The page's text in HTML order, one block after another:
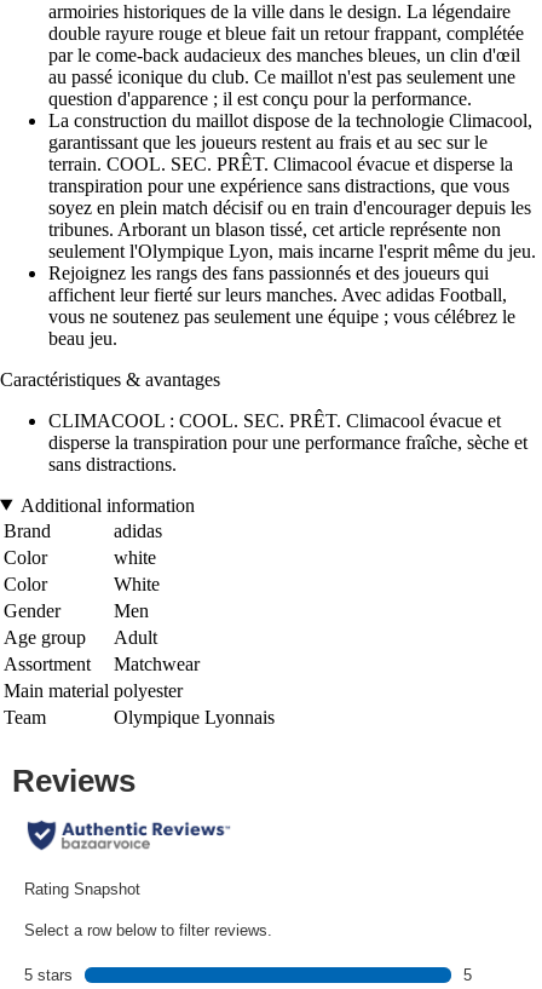
armoiries historiques de la ville dans le design. La légendaire
double rayure rouge et bleue fait un retour frappant, complétée
par le come-back audacieux des manches bleues, un clin d'œil
au passé iconique du club. Ce maillot n'est pas seulement une
question d'apparence ; il est conçu pour la performance.
La construction du maillot dispose de la technologie Climacool,
garantissant que les joueurs restent au frais et au sec sur le
terrain. COOL. SEC. PRÊT. Climacool évacue et disperse la
transpiration pour une expérience sans distractions, que vous
soyez en plein match décisif ou en train d'encourager depuis les
tribunes. Arborant un blason tissé, cet article représente non
seulement l'Olympique Lyon, mais incarne l'esprit même du jeu.
Rejoignez les rangs des fans passionnés et des joueurs qui
affichent leur fierté sur leurs manches. Avec adidas Football,
vous ne soutenez pas seulement une équipe ; vous célébrez le
beau jeu.
Caractéristiques & avantages
CLIMACOOL : COOL. SEC. PRÊT. Climacool évacue et
disperse la transpiration pour une performance fraîche, sèche et
sans distractions.
Additional information
Brand
adidas
Color
white
Color
White
Gender
Men
Age group
Adult
Assortment
Matchwear
Main material polyester
Team
Olympique Lyonnais